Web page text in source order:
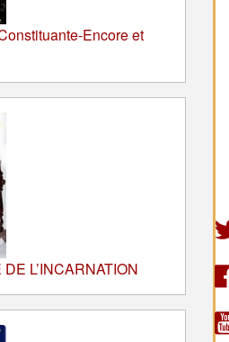
Encore et
L’INCARNATION